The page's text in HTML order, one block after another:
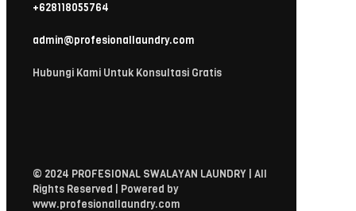
+628118055764
admin@profesionallaundry.com
Hubungi Kami Untuk Konsultasi Gratis
© 2024 PROFESIONAL SWALAYAN LAUNDRY | All
Rights Reserved | Powered by
www.profesionallaundry.com